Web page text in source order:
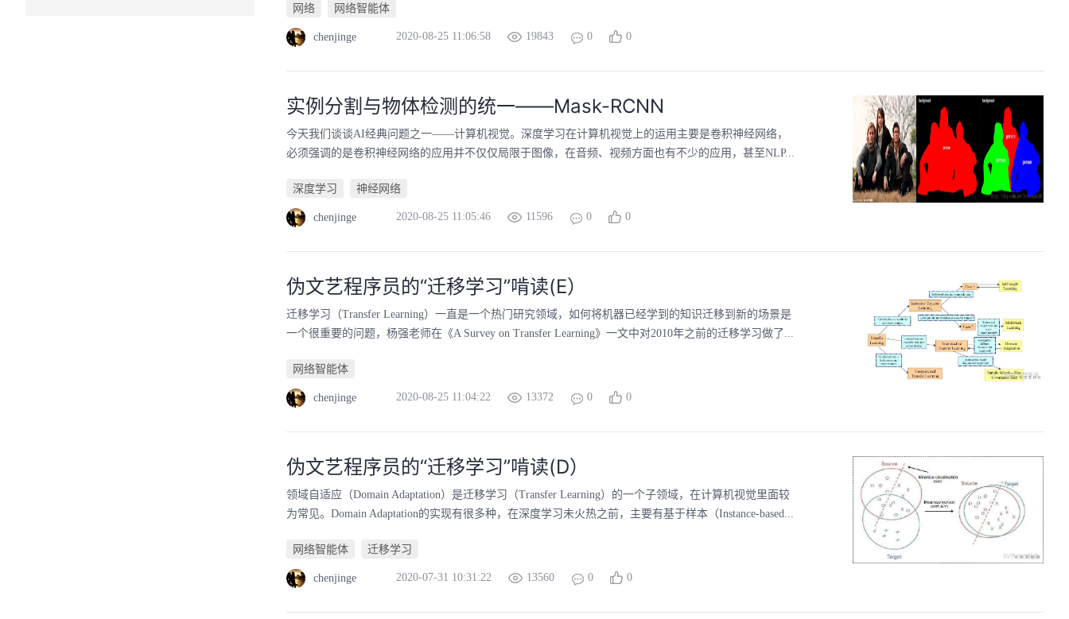
网络 网络智能体
chenjinge 2020-08-25 11:06:58 19843 0 0
实例分割与物体检测的统一——Mask-RCNN
今天我们谈谈AI经典问题之一——计算机视觉。深度学习在计算机视觉上的运用主要是卷积神经网络，
必须强调的是卷积神经网络的应用并不仅仅局限于图像，在音频、视频方面也有不少的应用，甚至NLP...
深度学习 神经网络
chenjinge 2020-08-25 11:05:46 11596 0 0
伪文艺程序员的“迁移学习”啃读(E）​
迁移学习（Transfer Learning）一直是一个热门研究领域，如何将机器已经学到的知识迁移到新的场景是
一个很重要的问题，杨强老师在《A Survey on Transfer Learning》一文中对2010年之前的迁移学习做了...
网络智能体
chenjinge 2020-08-25 11:04:22 13372 0 0
伪文艺程序员的“迁移学习”啃读(D）
领域自适应（Domain Adaptation）是迁移学习（Transfer Learning）的一个子领域，在计算机视觉里面较
为常见。Domain Adaptation的实现有很多种，在深度学习未火热之前，主要有基于样本（Instance-based...
网络智能体 迁移学习
chenjinge 2020-07-31 10:31:22 13560 0 0